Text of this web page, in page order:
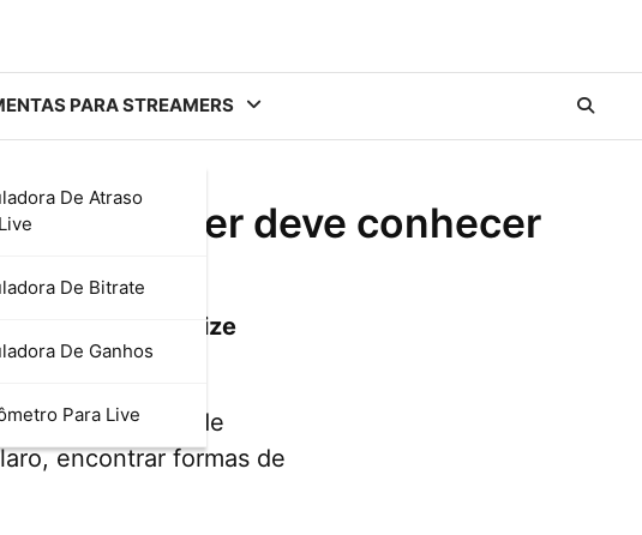
PARA STREAMERS
De Atraso
De Bitrate
De Ganhos
Para Live
streamer deve conhecer
e maximize
e eficiente.
oportunidade de
encontrar formas de